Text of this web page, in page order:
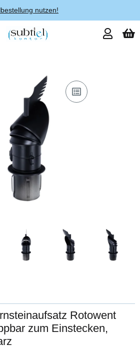
nutzen!
Rotowent
zum Einstecken,